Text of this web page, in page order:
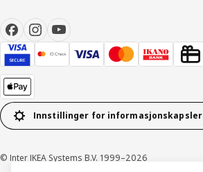
Innstillinger for informasjonskapsler
© Inter IKEA Systems B.V. 1999–2026